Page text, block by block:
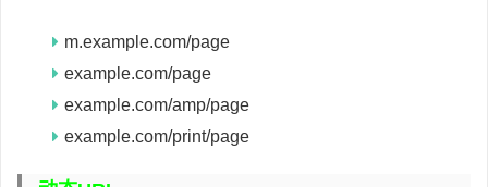
m.example.com/page
example.com/page
example.com/amp/page
example.com/print/page